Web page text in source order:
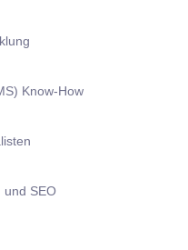
Know-How
und SEO